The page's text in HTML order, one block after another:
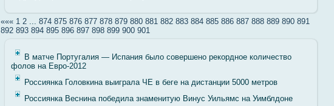
««« 1 2 ... 874 875 876 877 878 879 880 881 882 883 884 885 886 887 888 889 890 891
892 893 894 895 896 897 898 899 900 901
В матче Португалия — Испания было совершено рекордное количество
фолов на Евро-2012
Россиянка Головкина выиграла ЧЕ в беге на дистанции 5000 метров
Россиянка Веснина победила знаменитую Винус Уильямс на Уимблдоне